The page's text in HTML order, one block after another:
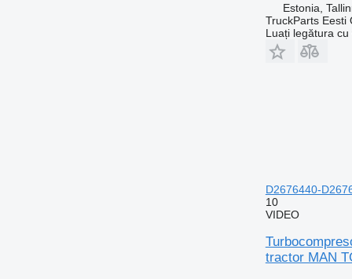
Estonia,
TruckParts Eesti
Luați legătura
D2676440-
10
VIDEO
tractor MAN